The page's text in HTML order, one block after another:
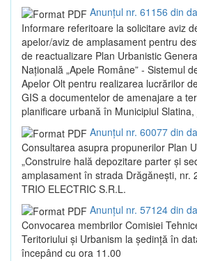
Anunțul nr. 61156 din
Informare referitoare la solicitare aviz
apelor/aviz de amplasament pentru
de reactualizare Plan Urbanistic
Națională „Apele Române” - Sistemul
Apelor Olt pentru realizarea lucrărilor
GIS a documentelor de amenajare a
planificare urbană în Municipiul Slatina,
Anunțul nr. 60077 din
Consultarea asupra propunerilor Plan
„Construire hală depozitare parter și
amplasament în strada Drăgănești, nr.
TRIO ELECTRIC S.R.L.
Anunțul nr. 57124 din
Convocarea membrilor Comisiei
Teritoriului și Urbanism la ședință în
începând cu ora 11.00